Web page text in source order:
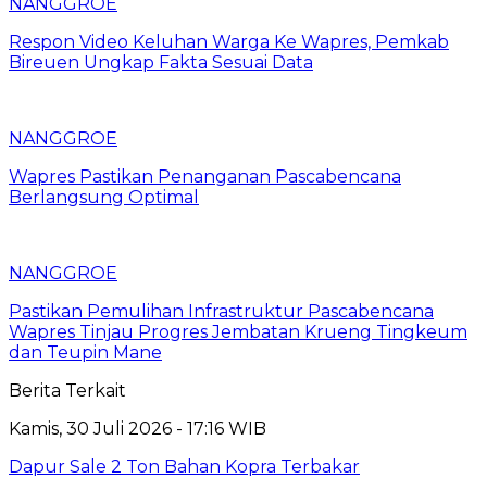
Respon Video Keluhan Warga Ke Wapres, Pemkab
Bireuen Ungkap Fakta Sesuai Data
NANGGROE
Wapres Pastikan Penanganan Pascabencana
Berlangsung Optimal
NANGGROE
Pastikan Pemulihan Infrastruktur Pascabencana
Wapres Tinjau Progres Jembatan Krueng Tingkeum
dan Teupin Mane
Berita Terkait
Kamis, 30 Juli 2026 - 17:16 WIB
Dapur Sale 2 Ton Bahan Kopra Terbakar